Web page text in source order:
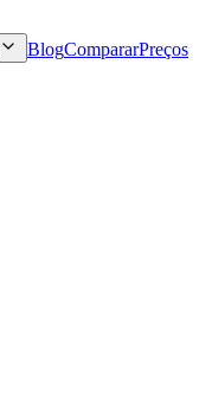
BlogCompararPreços